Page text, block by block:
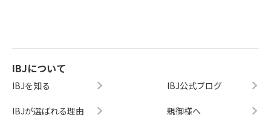
IBJについて
IBJを知る
IBJが選ばれる理由
IBJ公式ブログ
親御様へ